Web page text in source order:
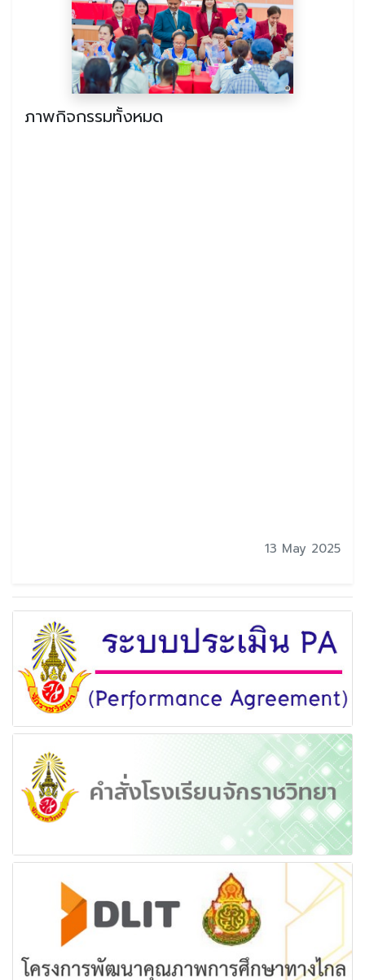
ภาพกิจกรรมทั้งหมด
13 May 2025